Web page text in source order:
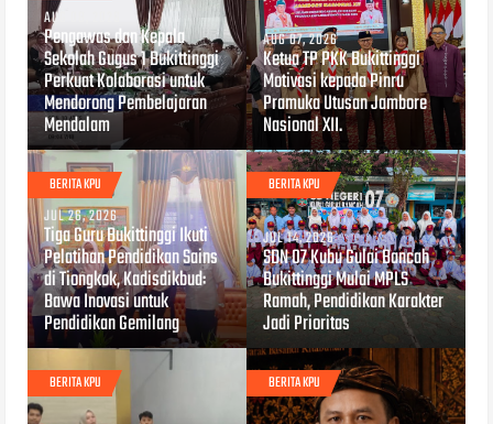
AUG 08, 2026
Pengawas dan Kepala
Sekolah Gugus 1 Bukittinggi
Perkuat Kolaborasi untuk
Mendorong Pembelajaran
Mendalam
AUG 07, 2026
Ketua TP PKK Bukittinggi
Motivasi kepada Pinru
Pramuka Utusan Jambore
Nasional XII.
BERITA KPU
JUL 26, 2026
Tiga Guru Bukittinggi Ikuti
Pelatihan Pendidikan Sains
di Tiongkok, Kadisdikbud:
Bawa Inovasi untuk
Pendidikan Gemilang
BERITA KPU
JUL 14, 2026
SDN 07 Kubu Gulai Bancah
Bukittinggi Mulai MPLS
Ramah, Pendidikan Karakter
Jadi Prioritas
BERITA KPU BERITA KPU